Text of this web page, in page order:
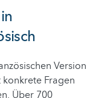
Version
Fragen
Über 700